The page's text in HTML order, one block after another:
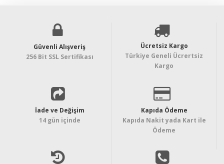
Güvenli Alışveriş
256 Bit SSL Sertifikası
Ücretsiz Kargo
Türkiye Geneli Ücrertsiz
Kargo
İade ve Değişim
14 gün içinde
Kapıda Ödeme
Kapıda Nakit yada Kart ile
Ödeme